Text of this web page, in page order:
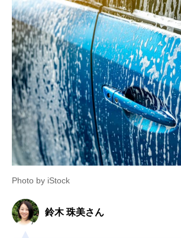
Photo by iStock
鈴木 珠美さん